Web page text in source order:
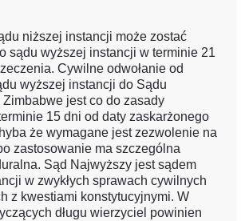
niższej instancji może zostać
sądu wyższej instancji w terminie 21
Cywilne odwołanie od
wyższej instancji do Sądu
jest co do zasady
15 dni od daty zaskarżonego
że wymagane jest zezwolenie na
zastosowanie ma szczególna
Sąd Najwyższy jest sądem
w zwykłych sprawach cywilnych
z kwestiami konstytucyjnymi. W
długu wierzyciel powinien